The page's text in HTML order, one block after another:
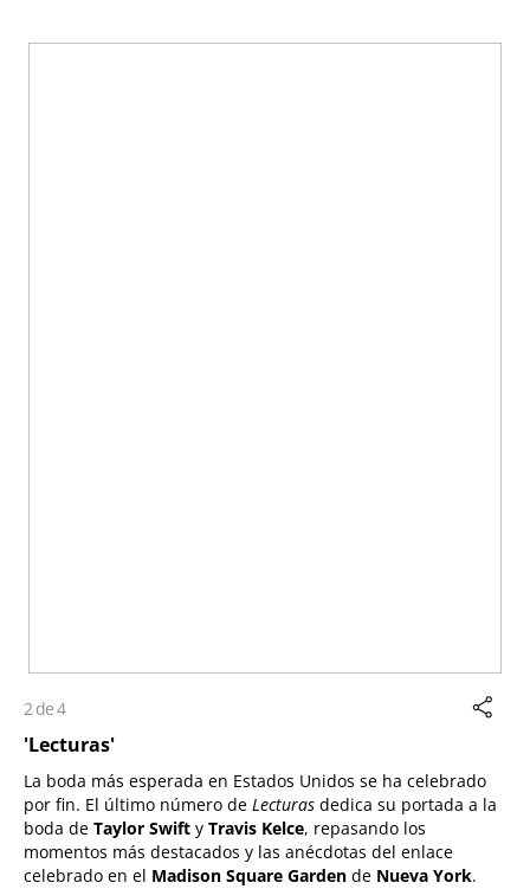
2 de 4
'Lecturas'
La boda más esperada en Estados Unidos se ha celebrado
por fin. El último número de Lecturas dedica su portada a la
boda de Taylor Swift y Travis Kelce, repasando los
momentos más destacados y las anécdotas del enlace
celebrado en el Madison Square Garden de Nueva York.